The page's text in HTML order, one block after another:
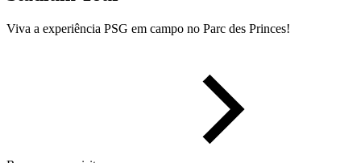
Viva a experiência PSG em campo no Parc des Princes!